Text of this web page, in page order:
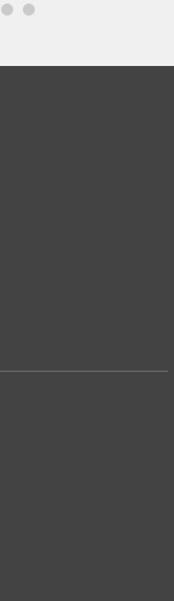
11 12